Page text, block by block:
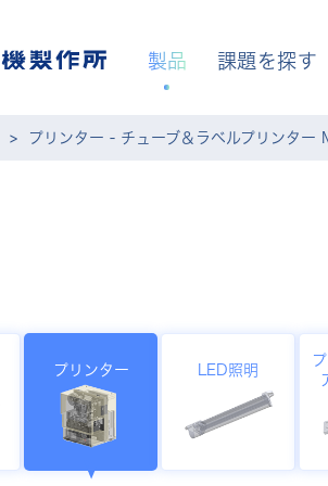
製品 課題を探す
プリンター - チューブ＆ラベルプリンター
プリンター LED照明